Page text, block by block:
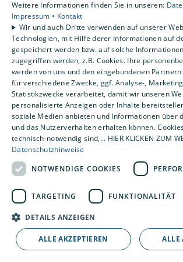
Kontakt
Weitere Informationen finden Sie in unseren:
Impressum • Kontakt
Wir und auch Dritte verwenden auf unserer
Technologien, mit Hilfe derer Informationen auf
gespeichert werden bzw. auf solche
zugegriffen werden, z.B. Cookies. Ihre
werden von uns und den eingebundenen
für verschiedene Zwecke, ggf. Analyse-,
Statistikzwecke verarbeitet, damit wir unseren
personalisierte Anzeigen oder Inhalte
soziale Medien anbieten und Informationen über
und das Nutzerverhalten erhalten können.
technisch-notwendig sind,... HIER KLICKEN ZUM
Datenschutzhinweise
NOTWENDIGE COOKIES
TARGETING FUNKTIONALITÄT
DETAILS ANZEIGEN
ALLE AKZEPTIEREN ALLE